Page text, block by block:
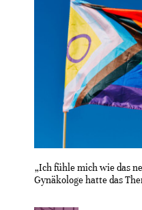
„Ich fühle mich wie das
Gynäkologe hatte das